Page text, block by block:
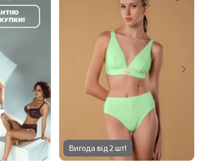
Вигода від 2 шт!